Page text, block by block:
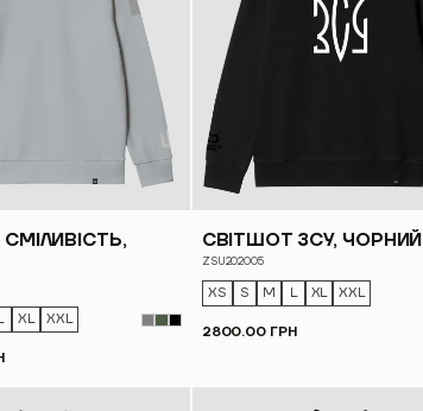
XL XXL
СВІТШОТ ЗСУ, ЧОРНИЙ
ZSU202005
XS S M L XL XXL
2800.00 ГРН